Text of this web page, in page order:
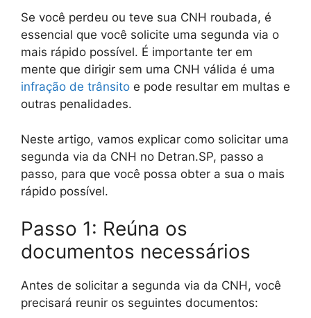
Se você perdeu ou teve sua CNH roubada, é
essencial que você solicite uma segunda via o
mais rápido possível. É importante ter em
mente que dirigir sem uma CNH válida é uma
infração de trânsito e pode resultar em multas e
outras penalidades.
Neste artigo, vamos explicar como solicitar uma
segunda via da CNH no Detran.SP, passo a
passo, para que você possa obter a sua o mais
rápido possível.
Passo 1: Reúna os
documentos necessários
Antes de solicitar a segunda via da CNH, você
precisará reunir os seguintes documentos: